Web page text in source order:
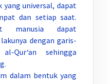
yang universal, dapat
dan setiap saat.
manusia dapat
dengan garis-
Qur‘an sehingga
bentuk yang